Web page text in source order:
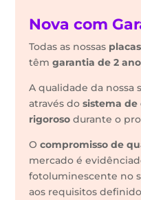
Nova com
Todas as nossas
têmgarantia de 2
A qualidade da nossa
através dosistema
rigoroso durante o
Ocompromisso de
mercado é
fotoluminescente no
aos requisitos